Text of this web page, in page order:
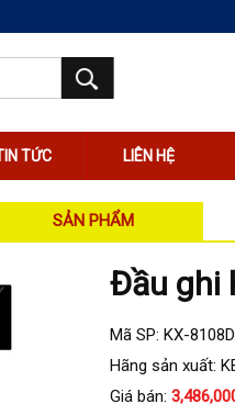
TỨC LIÊN HỆ
SẢN PHẨM
Đầu ghi
Mã SP: KX-
Hãng sản xuất:
Giá bán: